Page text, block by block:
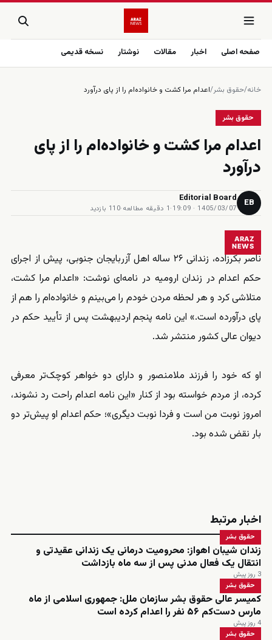
صفحه اصلی اخبار مقالات نوشتار نسخه قدیمی
خانه/حقوق بشر/اعدام مرا کشت و خانواده‌ام را از پای درآورد
حقوق بشر
اعدام مرا کشت و خانواده‌ام را از پای
درآورد
EB
Editorial Board
1405/03/07 · 19:09
·1 دقیقه مطالعه ·110 بازدید
ARAZ
NEWS
ناصر بکرزاده، زندانی ۲۶ ساله اهل آزربایجان جنوبی، پیش از اجرای
حکم اعدام در زندان ارومیه در نامه‌ای نوشت: «اعدام مرا کشت،
متلاشی کرد و هر لحظه مردن خودم را می‌بینم و خانواده‌ام را هم از
پای درآورده است.» این نامه پنجم اردیبهشت پس از تأیید حکم در
دیوان عالی کشور منتشر شد.
او که خود را فرزند ملامنصور و دارای دو خواهر کوچک‌تر معرفی
کرده، از مردم خواسته بود از کنار «این نامه اعدام راحت رد نشوند،
امروز نوبت من است و فردا نوبت دیگری»؛ حکم اعدام او پیش‌تر دو
بار نقض شده بود.
اخبار مرتبط
حقوق بشر
زندان شیبان اهواز: محرومیت درمانی یک زندانی عقیدتی و
انتقال یک فعال مدنی پس از سه ماه بازداشت
3 روز پیش
حقوق بشر
کمیسر عالی حقوق بشر سازمان ملل: جمهوری اسلامی از ماه
مارس دست‌کم ۵۶ نفر را اعدام کرده است
4 روز پیش
حقوق بشر